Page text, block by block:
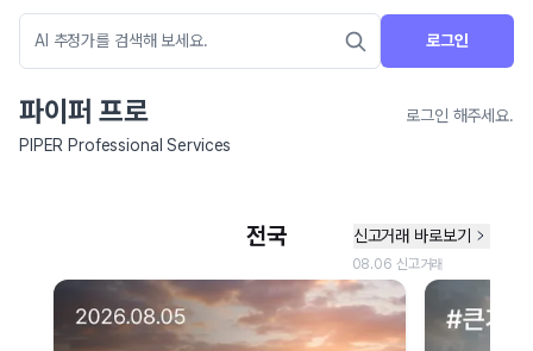
로그인
파이퍼 프로
로그인 해주세요.
PIPER Professional Services